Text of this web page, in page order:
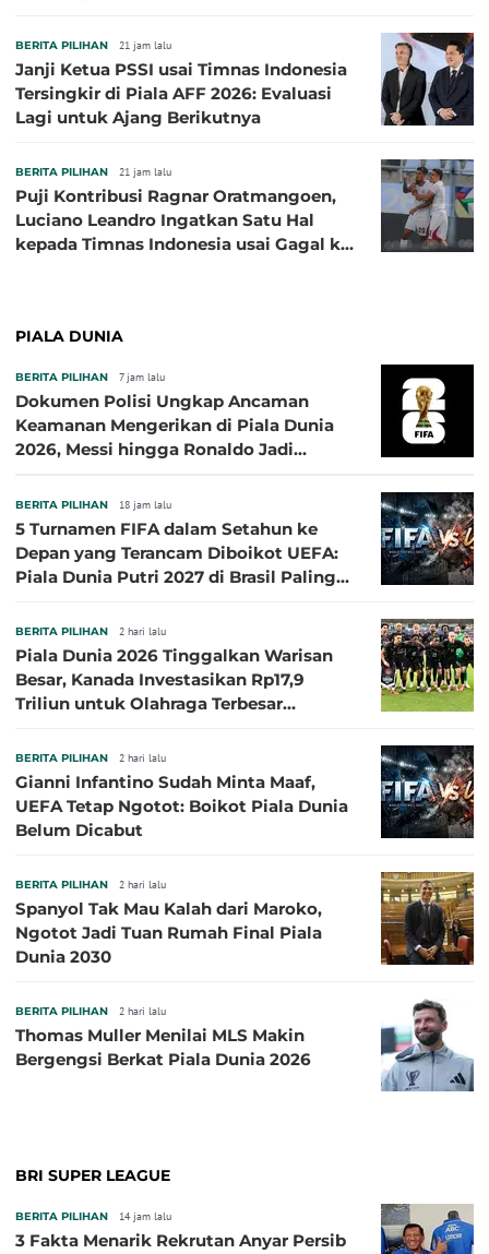
BERITA PILIHAN 21 jam lalu
Janji Ketua PSSI usai Timnas Indonesia
Tersingkir di Piala AFF 2026: Evaluasi
Lagi untuk Ajang Berikutnya
BERITA PILIHAN 21 jam lalu
Puji Kontribusi Ragnar Oratmangoen,
Luciano Leandro Ingatkan Satu Hal
kepada Timnas Indonesia usai Gagal ke
PIALA DUNIA
BERITA PILIHAN 7 jam lalu
Dokumen Polisi Ungkap Ancaman
Keamanan Mengerikan di Piala Dunia
2026, Messi hingga Ronaldo Jadi
BERITA PILIHAN 18 jam lalu
5 Turnamen FIFA dalam Setahun ke
Depan yang Terancam Diboikot UEFA:
Piala Dunia Putri 2027 di Brasil Paling
BERITA PILIHAN 2 hari lalu
Piala Dunia 2026 Tinggalkan Warisan
Besar, Kanada Investasikan Rp17,9
Triliun untuk Olahraga Terbesar
BERITA PILIHAN 2 hari lalu
Gianni Infantino Sudah Minta Maaf,
UEFA Tetap Ngotot: Boikot Piala Dunia
Belum Dicabut
BERITA PILIHAN 2 hari lalu
Spanyol Tak Mau Kalah dari Maroko,
Ngotot Jadi Tuan Rumah Final Piala
Dunia 2030
BERITA PILIHAN 2 hari lalu
Thomas Muller Menilai MLS Makin
Bergengsi Berkat Piala Dunia 2026
BRI SUPER LEAGUE
BERITA PILIHAN 14 jam lalu
3 Fakta Menarik Rekrutan Anyar Persib